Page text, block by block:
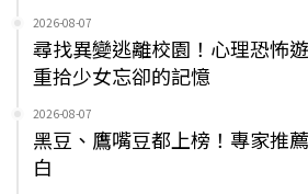
2026-08-07
尋找異變逃離校園！心理恐怖
重拾少女忘卻的記憶
2026-08-07
黑豆、鷹嘴豆都上榜！專家推
白